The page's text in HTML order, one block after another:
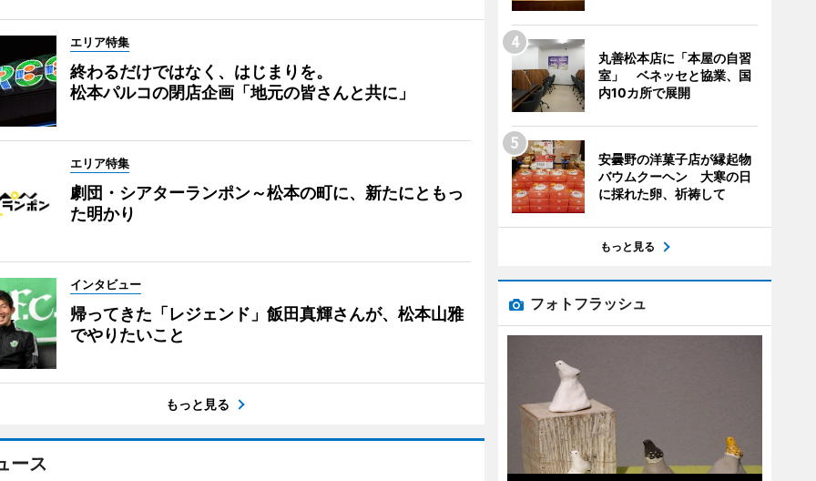
エリア特集
終わるだけではなく、はじまりを。
松本パルコの閉店企画「地元の皆さんと共に」
エリア特集
劇団・シアターランポン～松本の町に、新たにともっ
た明かり
インタビュー
帰ってきた「レジェンド」飯田真輝さんが、松本山雅
でやりたいこと
もっと見る
ース
丸善松本店に「本屋の自習
室」 ベネッセと協業、国
内10カ所で展開
安曇野の洋菓子店が縁起物
バウムクーヘン 大寒の日
に採れた卵、祈祷して
もっと見る
フォトフラッシュ